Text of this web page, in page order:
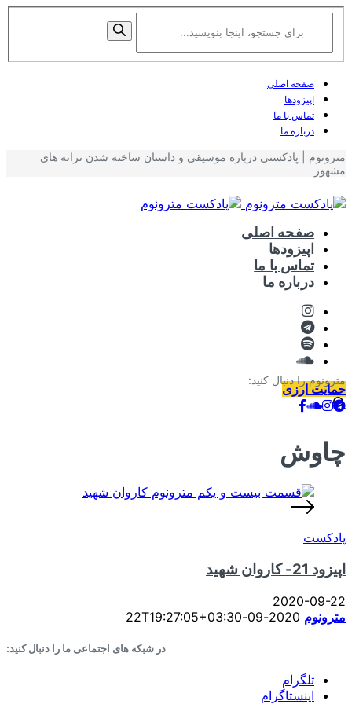
صفحه اصلی
اپیزودها
تماس با ما
درباره ما
مترونوم را دنبال کنید:
مترونوم | پادکستی درباره موسیقی و داستان ساخته شدن ترانه های
مشهور
صفحه اصلی
اپیزودها
تماس با ما
درباره ما
حمایت ارزی
چاوش
پادکست
اپیزود 21- کاروان شهید
2020-09-22
مترونوم 2020-09-22T19:27:05+03:30
در شبکه های اجتماعی ما را دنبال کنید:
تلگرام
اینستاگرام